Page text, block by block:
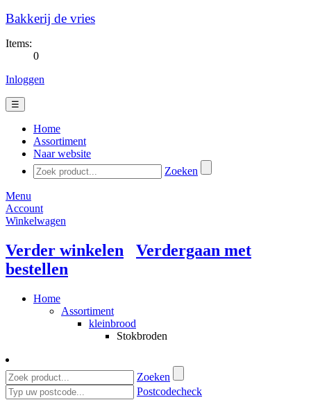
Bakkerij de vries
Items:
0
Inloggen
☰
Home
Assortiment
Naar website
Zoeken
Menu
Account
Winkelwagen
Verder winkelen
Verdergaan met
bestellen
Home
Assortiment
kleinbrood
Stokbroden
Zoeken
Postcodecheck